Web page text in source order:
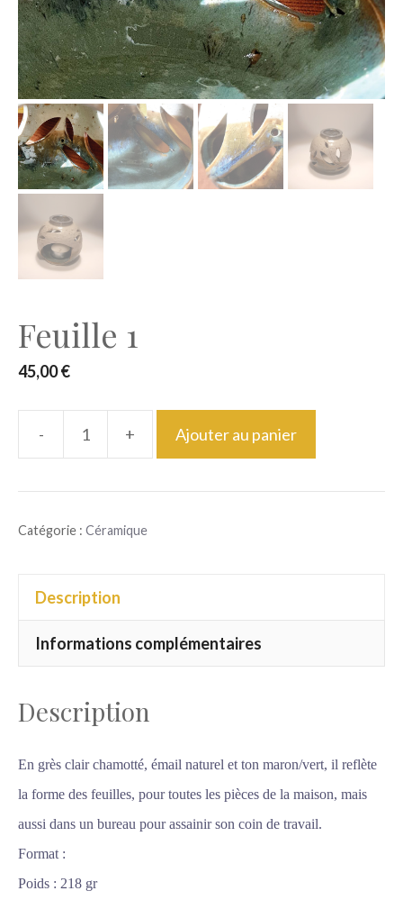
Feuille 1
45,00€
-
quantité
+ Ajouter au panier
Catégorie : Céramique
Description
Informations complémentaires
Description
En grès clair chamotté, émail naturel et ton maron/vert, il reflète
la forme des feuilles, pour toutes les pièces de la maison, mais
aussi dans un bureau pour assainir son coin de travail.
Format :
Poids : 218 gr